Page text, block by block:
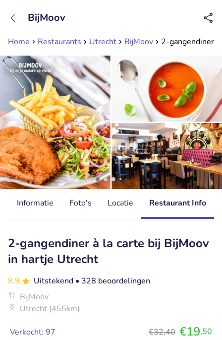
Bereikbaar tot 23:00 uur
Home Restaurants Utrecht BijMoov 2-gangendiner
BijMoov
Informatie Foto's Locatie Restaurant Info
2-gangendiner à la carte bij BijMoov
in hartje Utrecht
8.9 Uitstekend • 328 beoordelingen
BijMoov
Utrecht (455km)
Verkocht: 97 €32,40 €19,50